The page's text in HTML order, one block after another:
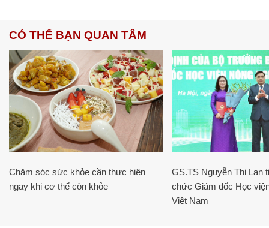
CÓ THỂ BẠN QUAN TÂM
Chăm sóc sức khỏe cần thực hiện
ngay khi cơ thể còn khỏe
GS.TS Nguyễn Thị Lan
chức Giám đốc Học
Việt Nam